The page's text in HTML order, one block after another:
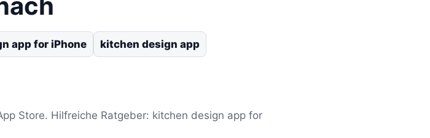
app for iPhone kitchen design app
Store. Hilfreiche Ratgeber: kitchen design app for